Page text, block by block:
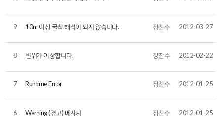
9 10m 이상 굴착 해석이 되지 않습니다. 장찬수 2012-03-27
8 변위가 이상합니다. 장찬수 2012-02-22
7 Runtime Error 장찬수 2012-01-25
6 Warning (경고) 메시지 장찬수 2012-01-25